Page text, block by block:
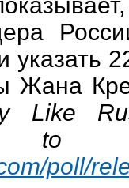
указать
Жана
Like
poll/